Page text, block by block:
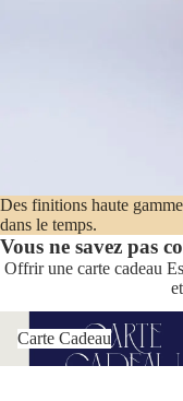
Des finitions haute
dans le temps.
Vous ne savez pas
Offrir une carte cadeau
Cadeau
Carte Cadeau